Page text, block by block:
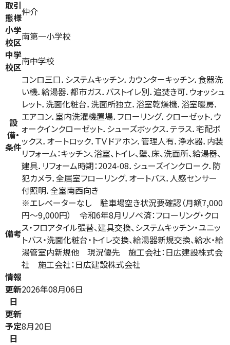
取引
態様仲介
小学
校区南第一小学校
中学
校区南中学校
設
備・
条件
コンロ三口．システムキッチン．カウンターキッチン．食器洗
い機．給湯器．都市ガス．バストイレ別．追焚き可．ウォッシュ
レット．洗面化粧台．洗面所独立．浴室乾燥機．浴室暖房．
エアコン．室内洗濯機置場．フローリング．クローゼット．ウ
ォークインクローゼット．シューズボックス．テラス．宅配ボ
ックス．オートロック．ＴＶドアホン．管理人有．浄水器．内装
リフォーム：キッチン、浴室、トイレ、壁、床、洗面所、給湯器、
建具．リフォーム時期：2024-08．シューズインクローク．防
犯カメラ．全居室フローリング．オートバス．人感センサー
付照明．全室南西向き
備考
※エレベーターなし 駐車場空き状況要確認（月額7,000
円～9,000円） 令和6年8月リノベ済：フローリング・クロ
ス・フロアタイル張替、建具交換、システムキッチン・ユニッ
トバス・洗面化粧台・トイレ交換、給湯器新規交換、給水・給
湯管室内新規他 現況優先 施工会社：日広建設株式会
社 施工会社：日広建設株式会社
情報
更新
日
2026年08月06日
更新
予定
日
8月20日